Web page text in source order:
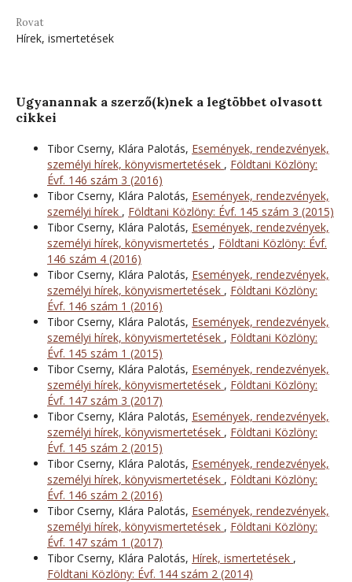
Rovat
Hírek, ismertetések
Ugyanannak a szerző(k)nek a legtöbbet olvasott
cikkei
Tibor Cserny, Klára Palotás, Események, rendezvények,
személyi hírek, könyvismertetések , Földtani Közlöny:
Évf. 146 szám 3 (2016)
Tibor Cserny, Klára Palotás, Események, rendezvények,
személyi hírek , Földtani Közlöny: Évf. 145 szám 3 (2015)
Tibor Cserny, Klára Palotás, Események, rendezvények,
személyi hírek, könyvismertetés , Földtani Közlöny: Évf.
146 szám 4 (2016)
Tibor Cserny, Klára Palotás, Események, rendezvények,
személyi hírek, könyvismertetések , Földtani Közlöny:
Évf. 146 szám 1 (2016)
Tibor Cserny, Klára Palotás, Események, rendezvények,
személyi hírek, könyvismertetések , Földtani Közlöny:
Évf. 145 szám 1 (2015)
Tibor Cserny, Klára Palotás, Események, rendezvények,
személyi hírek, könyvismertetések , Földtani Közlöny:
Évf. 147 szám 3 (2017)
Tibor Cserny, Klára Palotás, Események, rendezvények,
személyi hírek, könyvismertetések , Földtani Közlöny:
Évf. 145 szám 2 (2015)
Tibor Cserny, Klára Palotás, Események, rendezvények,
személyi hírek, könyvismertetések , Földtani Közlöny:
Évf. 146 szám 2 (2016)
Tibor Cserny, Klára Palotás, Események, rendezvények,
személyi hírek, könyvismertetések , Földtani Közlöny:
Évf. 147 szám 1 (2017)
Tibor Cserny, Klára Palotás, Hírek, ismertetések ,
Földtani Közlöny: Évf. 144 szám 2 (2014)